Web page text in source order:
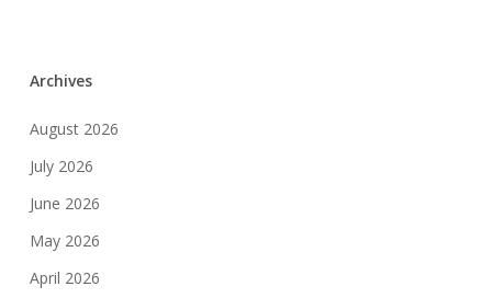
Archives
August 2026
July 2026
June 2026
May 2026
April 2026